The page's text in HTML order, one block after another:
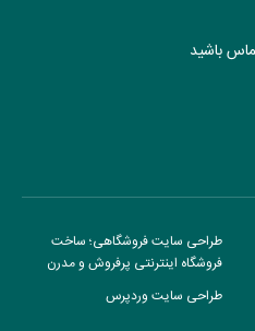
باشید
طراحی سایت فروشگاهی؛ ساخت
فروشگاه اینترنتی پرفروش و مدرن
طراحی سایت وردپرس